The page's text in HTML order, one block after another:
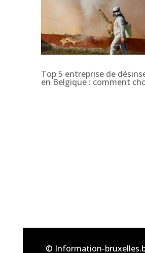
Top 5 entreprise de
en Belgique : comment
© Information-